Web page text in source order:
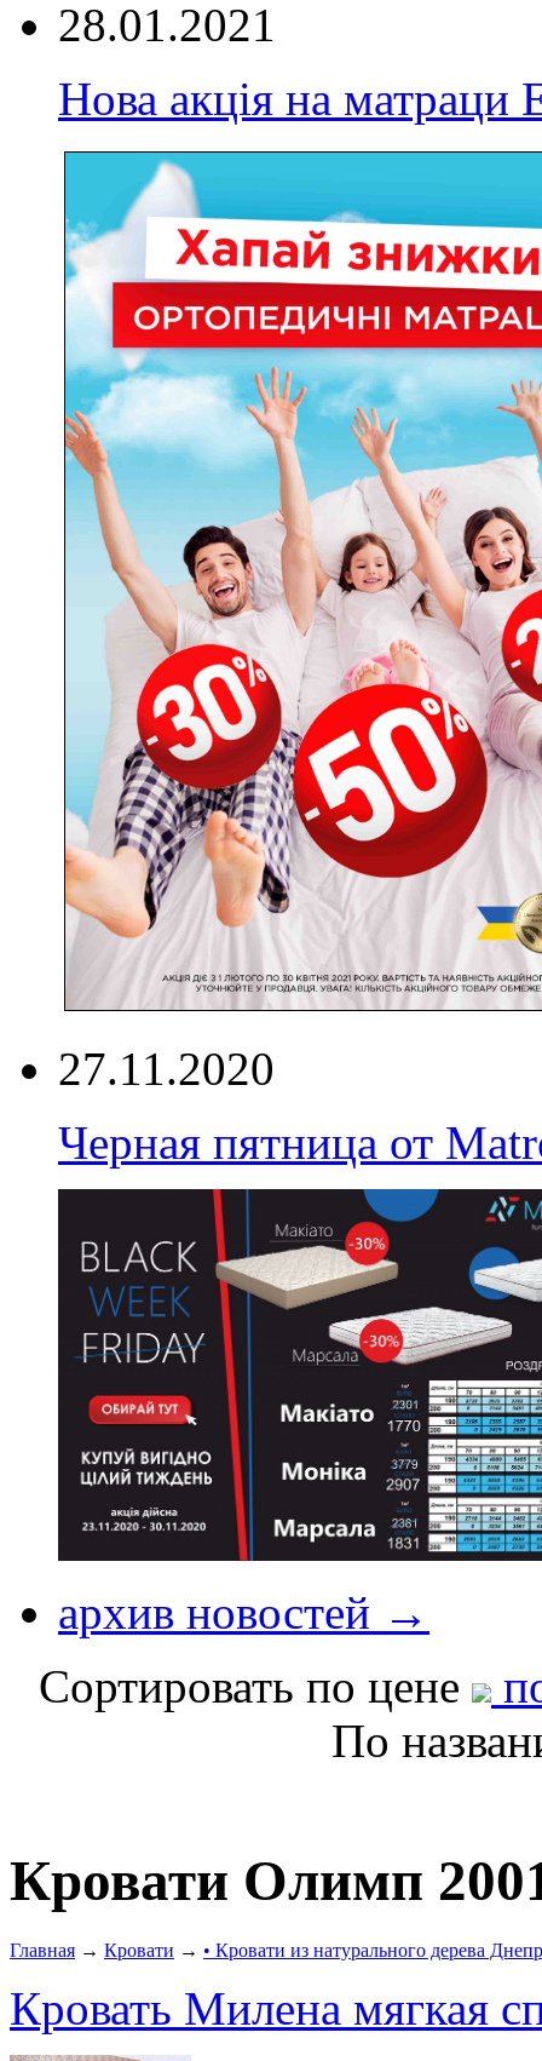
28.01.2021
Нова акція на
27.11.2020
Черная пятница от
архив новостей →
Сортировать по цене
По
Кровати Олимп
Главная → Кровати → • Кровати из натурального дерева Днепр
Кровать Милена мягкая